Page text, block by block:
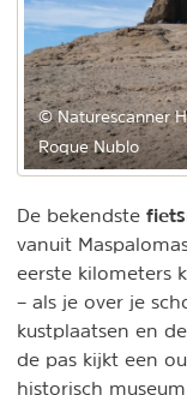
© Naturescanner
Roque Nublo
De bekendste
vanuit
eerste kilometers
– als je over je
kustplaatsen en
de pas kijkt een
historisch